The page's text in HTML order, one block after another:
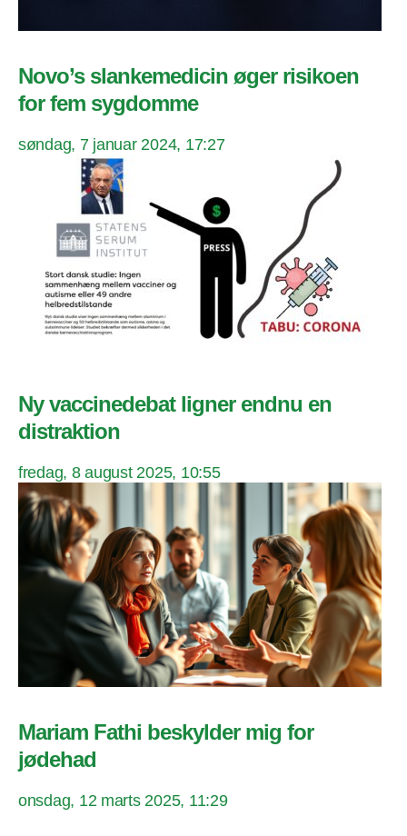
Novo’s slankemedicin øger risikoen
for fem sygdomme
søndag, 7 januar 2024, 17:27
Ny vaccinedebat ligner endnu en
distraktion
fredag, 8 august 2025, 10:55
Mariam Fathi beskylder mig for
jødehad
onsdag, 12 marts 2025, 11:29